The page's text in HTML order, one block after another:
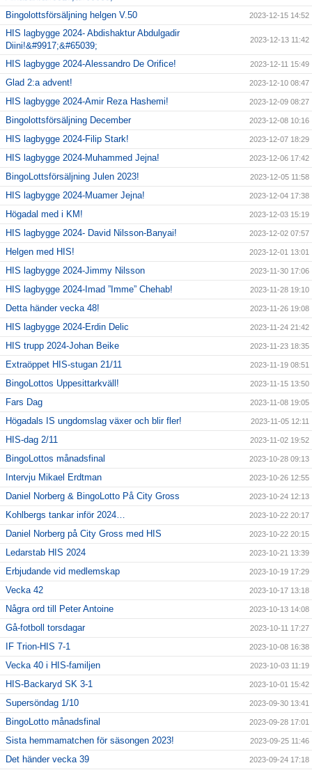
Bingolottsförsäljning helgen V.50 2023-12-15 14:52
HIS lagbygge 2024- Abdishaktur Abdulgadir
Diini!&#9917;&#65039;
2023-12-13 11:42
HIS lagbygge 2024-Alessandro De Orifice! 2023-12-11 15:49
Glad 2:a advent! 2023-12-10 08:47
HIS lagbygge 2024-Amir Reza Hashemi! 2023-12-09 08:27
Bingolottsförsäljning December 2023-12-08 10:16
HIS lagbygge 2024-Filip Stark! 2023-12-07 18:29
HIS lagbygge 2024-Muhammed Jejna! 2023-12-06 17:42
BingoLottsförsäljning Julen 2023! 2023-12-05 11:58
HIS lagbygge 2024-Muamer Jejna! 2023-12-04 17:38
Högadal med i KM! 2023-12-03 15:19
HIS lagbygge 2024- David Nilsson-Banyai! 2023-12-02 07:57
Helgen med HIS! 2023-12-01 13:01
HIS lagbygge 2024-Jimmy Nilsson 2023-11-30 17:06
HIS lagbygge 2024-Imad ”Imme” Chehab! 2023-11-28 19:10
Detta händer vecka 48! 2023-11-26 19:08
HIS lagbygge 2024-Erdin Delic 2023-11-24 21:42
HIS trupp 2024-Johan Beike 2023-11-23 18:35
Extraöppet HIS-stugan 21/11 2023-11-19 08:51
BingoLottos Uppesittarkväll! 2023-11-15 13:50
Fars Dag 2023-11-08 19:05
Högadals IS ungdomslag växer och blir fler! 2023-11-05 12:11
HIS-dag 2/11 2023-11-02 19:52
BingoLottos månadsfinal 2023-10-28 09:13
Intervju Mikael Erdtman 2023-10-26 12:55
Daniel Norberg & BingoLotto På City Gross 2023-10-24 12:13
Kohlbergs tankar inför 2024… 2023-10-22 20:17
Daniel Norberg på City Gross med HIS 2023-10-22 20:15
Ledarstab HIS 2024 2023-10-21 13:39
Erbjudande vid medlemskap 2023-10-19 17:29
Vecka 42 2023-10-17 13:18
Några ord till Peter Antoine 2023-10-13 14:08
Gå-fotboll torsdagar 2023-10-11 17:27
IF Trion-HIS 7-1 2023-10-08 16:38
Vecka 40 i HIS-familjen 2023-10-03 11:19
HIS-Backaryd SK 3-1 2023-10-01 15:42
Supersöndag 1/10 2023-09-30 13:41
BingoLotto månadsfinal 2023-09-28 17:01
Sista hemmamatchen för säsongen 2023! 2023-09-25 11:46
Det händer vecka 39 2023-09-24 17:18